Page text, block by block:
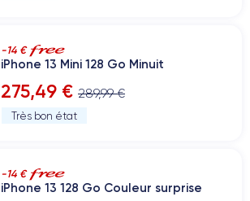
-14 €
iPhone 13 Mini 128 Go Minuit
275,49 € 289,99 €
Très bon état
-14 €
iPhone 13 128 Go Couleur surprise